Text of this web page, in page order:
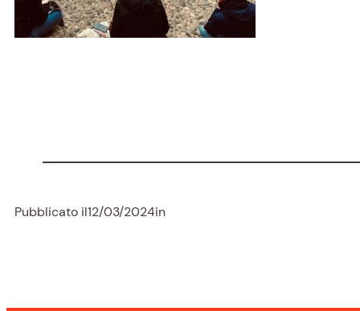
Pubblicato il12/03/2024in